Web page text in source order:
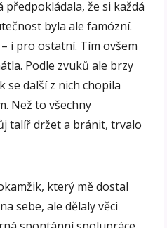
předpokládala, že si každá
byla ale famózní.
i pro ostatní. Tím ovšem
Podle zvuků ale brzy
se další z nich chopila
Než to všechny
talíř držet a bránit, trvalo
který mě dostal
sebe, ale dělaly věci